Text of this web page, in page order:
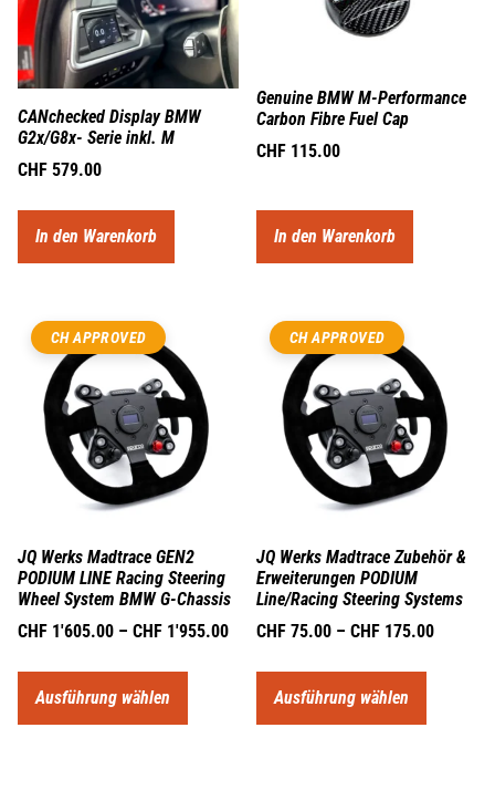
CANchecked Display BMW
G2x/G8x- Serie inkl. M
CHF 579.00
In den Warenkorb
Genuine BMW M-Performance
Carbon Fibre Fuel Cap
CHF 115.00
In den Warenkorb
CH APPROVED
JQ Werks Madtrace GEN2
PODIUM LINE Racing Steering
Wheel System BMW G-Chassis
CHF 1'605.00 – CHF 1'955.00
Ausführung wählen
CH APPROVED
JQ Werks Madtrace Zubehör &
Erweiterungen PODIUM
Line/Racing Steering Systems
CHF 75.00 – CHF 175.00
Ausführung wählen